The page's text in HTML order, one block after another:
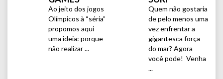
Ao jeito dos jogos
Olímpicos à “séria”
propomos aqui
uma ideia: porque
não realizar ...
Quem não gostaria
de pelo menos uma
vez enfrentar a
gigantesca força
do mar? Agora
você pode! Venha
...